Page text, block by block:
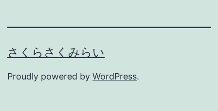
さくらさくみらい
Proudly powered by WordPress.